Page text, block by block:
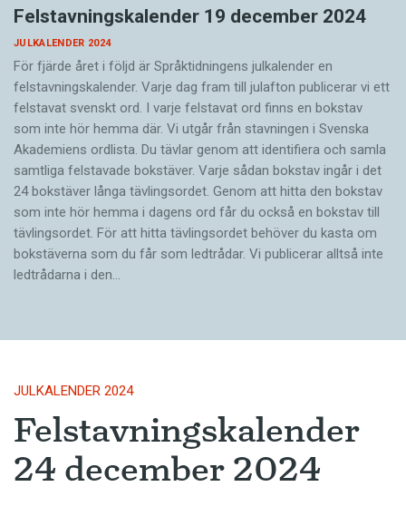
Felstavningskalender 19 december 2024
JULKALENDER 2024
För fjärde året i följd är Språktidningens julkalender en
felstavningskalender. Varje dag fram till julafton publicerar vi ett
felstavat svenskt ord. I varje felstavat ord finns en bokstav
som inte hör hemma där. Vi utgår från stavningen i Svenska
Akademiens ordlista. Du tävlar genom att identifiera och samla
samtliga felstavade bokstäver. Varje sådan bokstav ingår i det
24 bokstäver långa tävlingsordet. Genom att hitta den bokstav
som inte hör hemma i dagens ord får du också en bokstav till
tävlingsordet. För att hitta tävlingsordet behöver du kasta om
bokstäverna som du får som ledtrådar. Vi publicerar alltså inte
ledtrådarna i den…
JULKALENDER 2024
Felstavningskalender
24 december 2024